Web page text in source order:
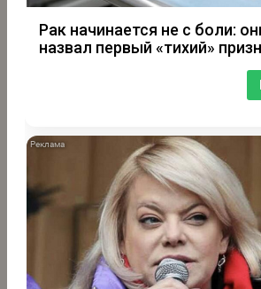
Рак начинается не с боли:
назвал первый «тихий»